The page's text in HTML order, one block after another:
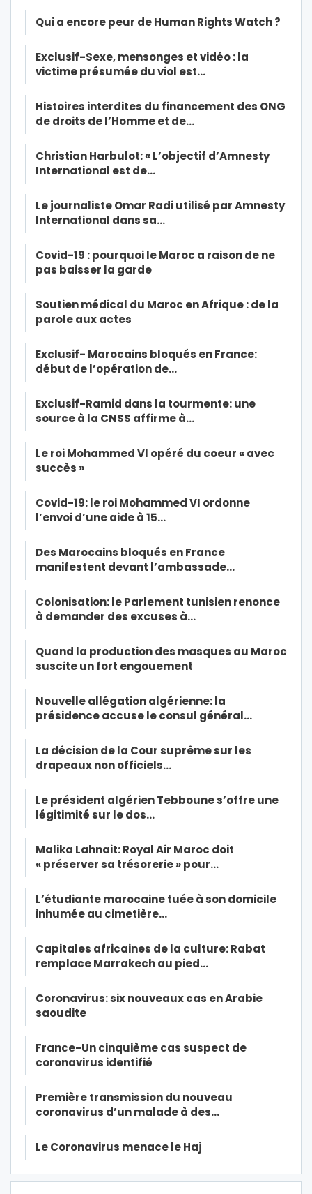
Qui a encore peur de Human Rights Watch ?
Exclusif-Sexe, mensonges et vidéo : la
victime présumée du viol est…
Histoires interdites du financement des ONG
de droits de l’Homme et de…
Christian Harbulot: « L’objectif d’Amnesty
International est de…
Le journaliste Omar Radi utilisé par Amnesty
International dans sa…
Covid-19 : pourquoi le Maroc a raison de ne
pas baisser la garde
Soutien médical du Maroc en Afrique : de la
parole aux actes
Exclusif- Marocains bloqués en France:
début de l’opération de…
Exclusif-Ramid dans la tourmente: une
source à la CNSS affirme à…
Le roi Mohammed VI opéré du coeur « avec
succès »
Covid-19: le roi Mohammed VI ordonne
l’envoi d’une aide à 15…
Des Marocains bloqués en France
manifestent devant l’ambassade…
Colonisation: le Parlement tunisien renonce
à demander des excuses à…
Quand la production des masques au Maroc
suscite un fort engouement
Nouvelle allégation algérienne: la
présidence accuse le consul général…
La décision de la Cour suprême sur les
drapeaux non officiels…
Le président algérien Tebboune s’offre une
légitimité sur le dos…
Malika Lahnait: Royal Air Maroc doit
« préserver sa trésorerie » pour…
L’étudiante marocaine tuée à son domicile
inhumée au cimetière…
Capitales africaines de la culture: Rabat
remplace Marrakech au pied…
Coronavirus: six nouveaux cas en Arabie
saoudite
France-Un cinquième cas suspect de
coronavirus identifié
Première transmission du nouveau
coronavirus d’un malade à des…
Le Coronavirus menace le Haj